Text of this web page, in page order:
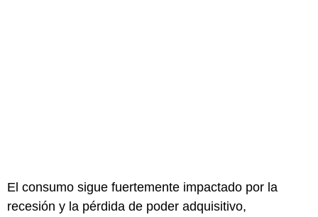
El consumo sigue fuertemente impactado por la
recesión y la pérdida de poder adquisitivo,